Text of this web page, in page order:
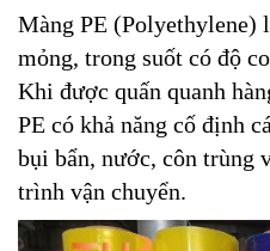
Màng PE (Polyethylene)
mỏng, trong suốt có độ
Khi được quấn quanh
PE có khả năng cố định
bụi bẩn, nước, côn trùng
trình vận chuyển.